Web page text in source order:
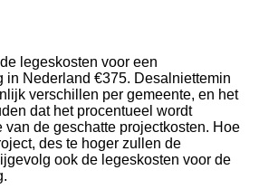
legeskosten voor een
in Nederland €375. Desalniettemin
verschillen per gemeente, en het
dat het procentueel wordt
van de geschatte projectkosten. Hoe
des te hoger zullen de
ook de legeskosten voor de